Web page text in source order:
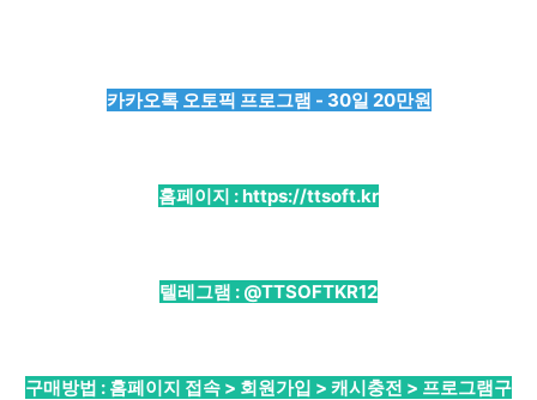
카카오톡 오토픽 프로그램 - 30일 20만원
홈페이지 :https://ttsoft.kr
텔레그램 : @TTSOFTKR12
구매방법 : 홈페이지 접속 > 회원가입 > 캐시충전 > 프로그램구